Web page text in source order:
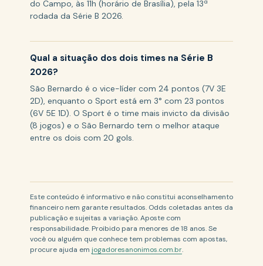
do Campo, às 11h (horário de Brasília), pela 13ª
rodada da Série B 2026.
Qual a situação dos dois times na Série B
2026?
São Bernardo é o vice-líder com 24 pontos (7V 3E
2D), enquanto o Sport está em 3° com 23 pontos
(6V 5E 1D). O Sport é o time mais invicto da divisão
(8 jogos) e o São Bernardo tem o melhor ataque
entre os dois com 20 gols.
Este conteúdo é informativo e não constitui aconselhamento
financeiro nem garante resultados. Odds coletadas antes da
publicação e sujeitas a variação. Aposte com
responsabilidade. Proibido para menores de 18 anos. Se
você ou alguém que conhece tem problemas com apostas,
procure ajuda em jogadoresanonimos.com.br.